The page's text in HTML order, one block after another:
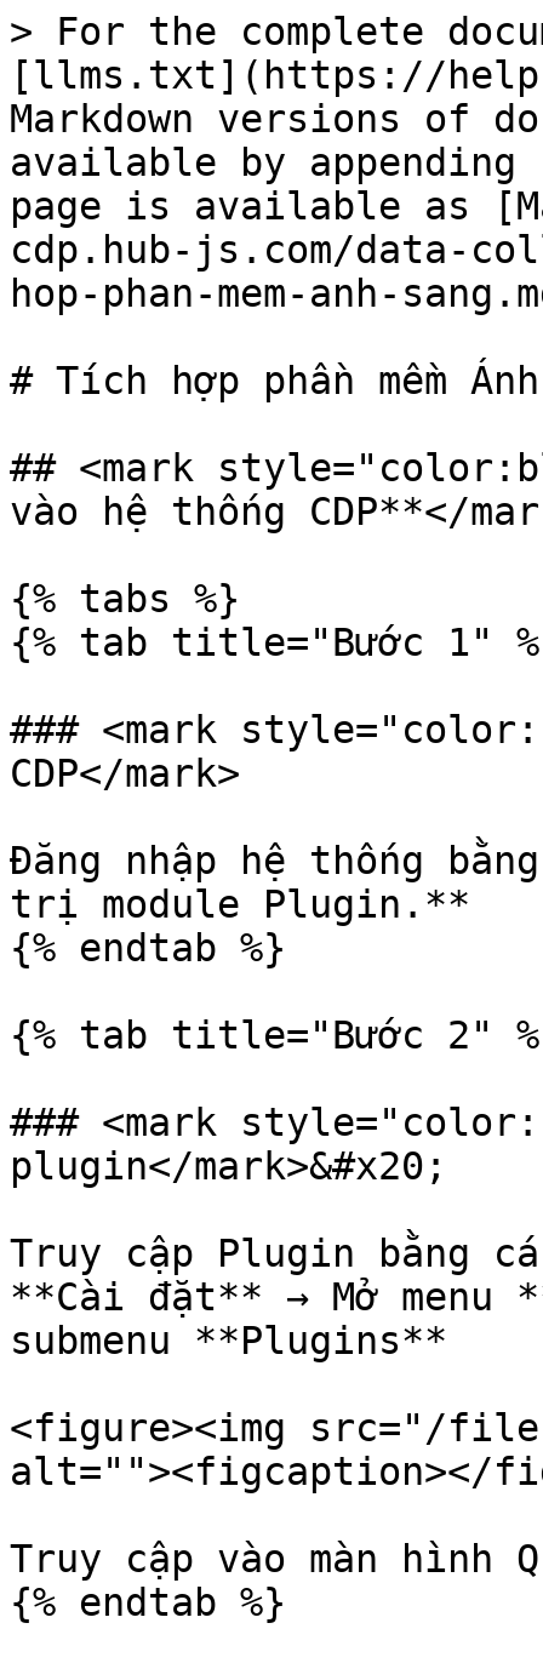
> For the complete
[llms.txt](https://
Markdown versions of
available by
page is available as
cdp.hub-js.com/data-
hop-phan-mem-anh-
# Tích hợp phần mềm
## <mark
vào hệ thống CDP**</
{% tabs %}
{% tab title="Bước 1"
### <mark
CDP</mark>
Đăng nhập hệ thống
trị module Plugin.**
{% endtab %}
{% tab title="Bước 2"
### <mark
plugin</mark>&#x20;
Truy cập Plugin bằng
**Cài đặt** → Mở menu
submenu **Plugins**
<figure><img src="/files/
alt=""><figcaption></
Truy cập vào màn hình
{% endtab %}